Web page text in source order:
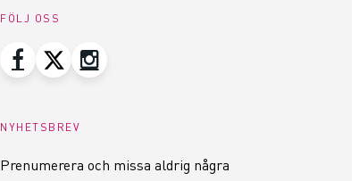
FÖLJ OSS
NYHETSBREV
Prenumerera och missa aldrig några